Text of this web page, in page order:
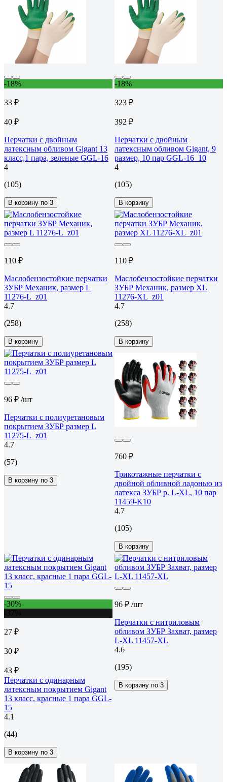
-18%
33 ₽
40 ₽
Перчатки с двойным
латексным обливом Gigant 13
класс,1 пара, зеленые GGL-16
4
(105)
В корзину по 3
-18%
323 ₽
392 ₽
Перчатки с двойным
латексным обливом Gigant, 9
размер, 10 пар GGL-16_10
4
(105)
В корзину
110 ₽
Маслобензостойкие перчатки
ЗУБР Механик, размер L
11276-L_z01
4.7
(258)
В корзину
110 ₽
Маслобензостойкие перчатки
ЗУБР Механик, размер XL
11276-XL_z01
4.7
(258)
В корзину
96 ₽ /шт
Перчатки с полиуретановым
покрытием ЗУБР размер L
11275-L_z01
4.7
(57)
В корзину по 3
760 ₽
Трикотажные перчатки с
двойной обливной ладонью из
латекса ЗУБР р. L-XL, 10 пар
11459-K10
4.7
(105)
В корзину
-30%
27 ₽
30 ₽
43 ₽
Перчатки с одинарным
латексным покрытием Gigant
13 класс, красные 1 пара GGL-
15
4.1
(44)
В корзину по 3
96 ₽ /шт
Перчатки с нитриловым
обливом ЗУБР Захват, размер
L-XL 11457-XL
4.6
(195)
В корзину по 3